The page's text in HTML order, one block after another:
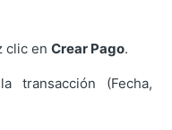
clic enCrear Pago.
transacción (Fecha,